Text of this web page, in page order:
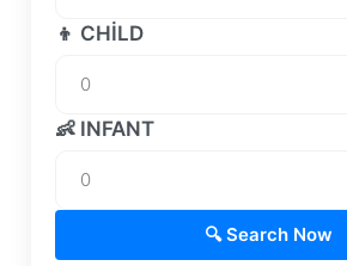
👦 CHILD
👶 INFANT
🔍 Search Now